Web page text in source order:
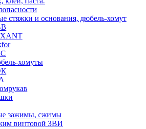
стяжки и основания, дюбель-хомут
хомуты
зажимы, сжимы
винтовой ЗВИ